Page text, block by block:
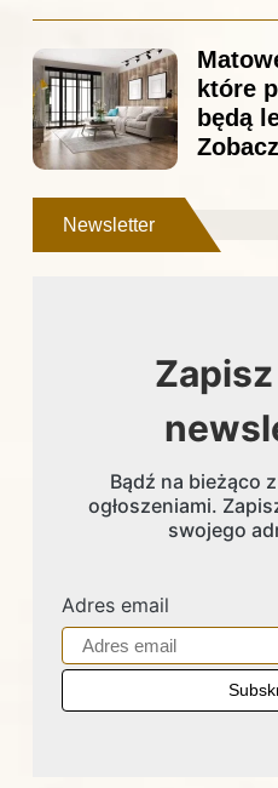
które
będą
Newsletter
Bądź na bieżąco
ogłoszeniami.
swojego
Adres email